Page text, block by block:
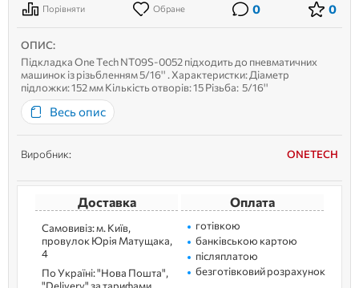
Порівняти Обране 0 0
ОПИС:
Підкладка One Tech NT09S-0052 підходить до пневматичних
машинок із різьбленням 5/16'' . Характеристки: Діаметр
підложки: 152 мм Кількість отворів: 15 Різьба: 5/16''
Тип: «Липучка» Доступні варіанти підложок: One Tech NT09S-
0050 - 6 отворів...
Весь опис
Виробник: ONETECH
Доставка
Самовивіз: м. Kиїв,
провулок Юрія Матущака,
4
По Україні: "Нова Пошта",
Оплата
готівкою
банківською картою
післяплатою
безготівковий розрахунок